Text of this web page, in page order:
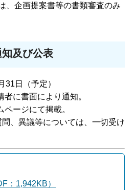
、企画提案書等の書類審査のみ
及び公表
31日（予定）
者に書面により通知。
ページにて掲載。
、異議等については、一切受け
：1,942KB）